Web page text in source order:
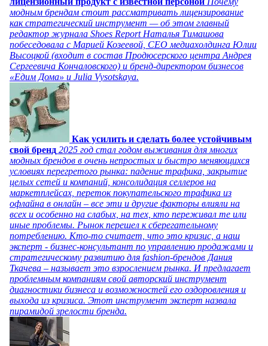
модным брендам стоит рассматривать лицензирование
как стратегический инструмент — об этом главный
редактор журнала Shoes Report Наталья Тимашова
побеседовала с Марией Козеевой, СЕО медиахолдинга Юлии
Высоцкой (входит в состав Продюсерского центра Андрея
Сергеевича Кончаловского) и бренд-директором бизнесов
«Едим Дома» и Julia Vysotskaya.
Как усилить и сделать более устойчивым
свой бренд 2025 год стал годом выживания для многих
модных брендов в очень непростых и быстро меняющихся
условиях перегретого рынка: падение трафика, закрытие
целых сетей и компаний, консолидация селлеров на
маркетплейсах, переток покупательского трафика из
офлайна в онлайн – все эти и другие факторы влияли на
всех и особенно на слабых, на тех, кто переживал те или
иные проблемы. Рынок перешел к сберегательному
потреблению. Кто-то считает, что это кризис, а наш
эксперт - бизнес-консультант по управлению продажами и
стратегическому развитию для fashion-брендов Дания
Ткачева – называет это взрослением рынка. И предлагает
проблемным компаниям свой авторский инструмент
диагностики бизнеса и возможностей его оздоровления и
выхода из кризиса. Этот инструмент эксперт назвала
пирамидой зрелости бренда.